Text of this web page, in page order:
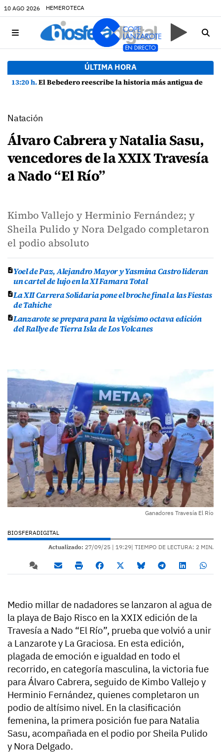
10 AGO 2026 HEMEROTECA
ÚLTIMA HORA
13:20 h.El Bebedero reescribe la historia más antigua de Lanzarote con nuevos hallazgos arqueológicos
Natación
Álvaro Cabrera y Natalia Sasu,
vencedores de la XXIX Travesía
a Nado “El Río”
Kimbo Vallejo y Herminio Fernández; y
Sheila Pulido y Nora Delgado completaron
el podio absoluto
Yoel de Paz, Alejandro Mayor y Yasmina Castro lideran
un cartel de lujo en la XI Famara Total
La XII Carrera Solidaria pone el broche final a las Fiestas
de Tahiche
Lanzarote se prepara para la vigésimo octava edición
del Rallye de Tierra Isla de Los Volcanes
Ganadores Travesía El Río
BIOSFERADIGITAL
Actualizado: 27/09/25 | 19:29| TIEMPO DE LECTURA: 2 MIN.
Medio millar de nadadores se lanzaron al agua de
la playa de Bajo Risco en la XXIX edición de la
Travesía a Nado “El Río”, prueba que volvió a unir
a Lanzarote y La Graciosa. En esta edición,
plagada de emoción e igualdad en todo el
recorrido, en categoría masculina, la victoria fue
para Álvaro Cabrera, seguido de Kimbo Vallejo y
Herminio Fernández, quienes completaron un
podio de altísimo nivel. En la clasificación
femenina, la primera posición fue para Natalia
Sasu, acompañada en el podio por Sheila Pulido
y Nora Delgado.